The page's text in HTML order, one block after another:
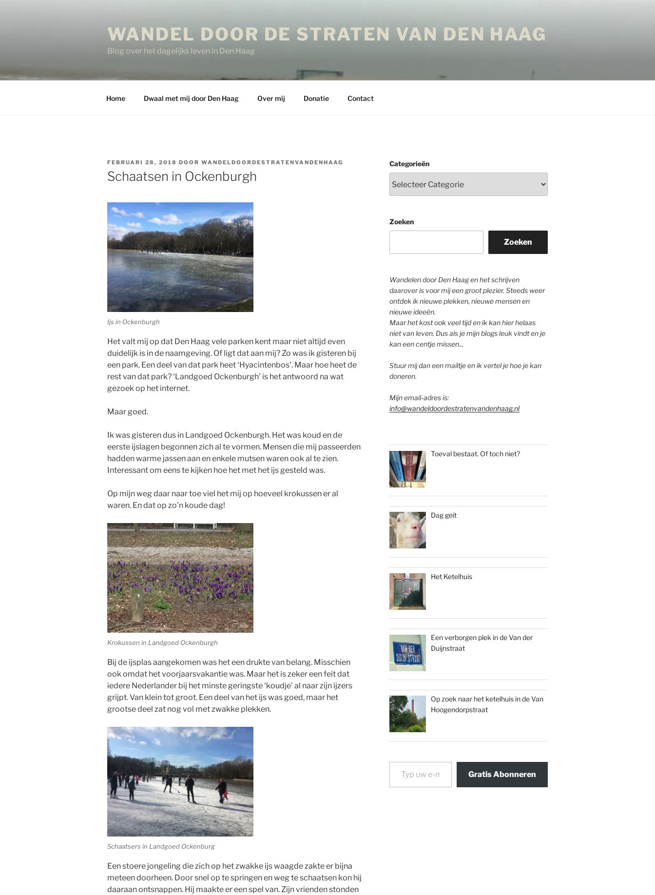
WANDEL DOOR DE STRATEN VAN DEN HAAG
Blog over het dagelijks leven in Den Haag
Home Dwaal met mij door Den Haag Over mij Donatie Contact
GEPLAATST
OP
FEBRUARI 28, 2018 DOOR WANDELDOORDESTRATENVANDENHAAG
Schaatsen in Ockenburgh
Ijs in Ockenburgh
Het valt mij op dat Den Haag vele parken kent maar niet altijd even
duidelijk is in de naamgeving. Of ligt dat aan mij? Zo was ik gisteren bij
een park. Een deel van dat park heet ‘Hyacintenbos’. Maar hoe heet de
rest van dat park?‘Landgoed Ockenburgh’ is het antwoord na wat
gezoek op het internet.
Maar goed.
Ik was gisteren dus in Landgoed Ockenburgh. Het was koud en de
eerste ijslagen begonnen zich al te vormen. Mensen die mij passeerden
hadden warme jassen aan en enkele mutsen waren ook al te zien.
Interessant om eens te kijken hoe het met het ijs gesteld was.
Op mijn weg daar naar toe viel het mij op hoeveel krokussen er al
waren. En dat op zo’n koude dag!
Krokussen in Landgoed Ockenburgh
Bij de ijsplas aangekomen was het een drukte van belang. Misschien
ook omdat het voorjaarsvakantie was. Maar het is zeker een feit dat
iedere Nederlander bij het minste geringste ‘koudje’ al naar zijn ijzers
grijpt. Van klein tot groot. Een deel van het ijs was goed, maar het
grootse deel zat nog vol met zwakke plekken.
Schaatsers in Landgoed Ockenburg
Een stoere jongeling die zich op het zwakke ijs waagde zakte er bijna
meteen doorheen. Door snel op te springen en weg te schaatsen kon hij
daaraan ontsnappen. Hij maakte er een spel van. Zijn vrienden stonden
Categorieën
Zoeken
Zoeken
Wandelen door Den Haag en het schrijven
daarover is voor mij een groot plezier. Steeds weer
ontdek ik nieuwe plekken, nieuwe mensen en
nieuwe ideeën.
Maar het kost ook veel tijd en ik kan hier helaas
niet van leven. Dus als je mijn blogs leuk vindt en je
kan een centje missen...
Stuur mij dan een mailtje en ik vertel je hoe je kan
doneren.
Mijn email-adres is:
info@wandeldoordestratenvandenhaag.nl
Toeval bestaat. Of toch niet?
Dag geit
Het Ketelhuis
Een verborgen plek in de Van der
Duijnstraat
Op zoek naar het ketelhuis in de Van
Hoogendorpstraat
Typ uw e-mail...
Gratis Abonneren